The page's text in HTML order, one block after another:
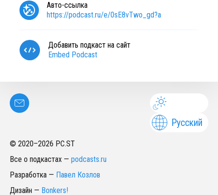
Авто-ссылка
https://podcast.ru/e/0sE8vTwo_gd?a
Добавить подкаст на сайт
Embed Podcast
Русский
© 2020–2026 PC.ST
Все о подкастах — podcasts.ru
Разработка — Павел Козлов
Дизайн — Bonkers!